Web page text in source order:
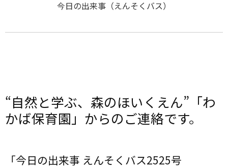
今日の出来事（えんそくバス）
“自然と学ぶ、森のほいくえん”「わ
かば保育園」からのご連絡です。
「今日の出来事 えんそくバス2525号